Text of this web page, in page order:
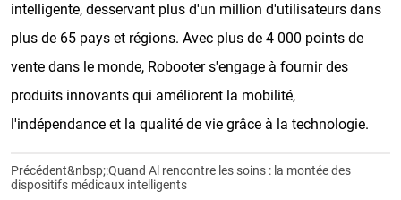
intelligente, desservant plus d'un million d'utilisateurs dans
plus de 65 pays et régions. Avec plus de 4 000 points de
vente dans le monde, Robooter s'engage à fournir des
produits innovants qui améliorent la mobilité,
l'indépendance et la qualité de vie grâce à la technologie.
Précédent&nbsp;:Quand Al rencontre les soins : la montée des
dispositifs médicaux intelligents